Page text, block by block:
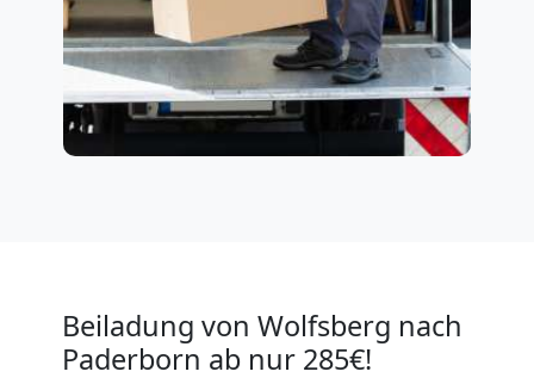
Beiladung von Wolfsberg nach
Paderborn ab nur 285€!